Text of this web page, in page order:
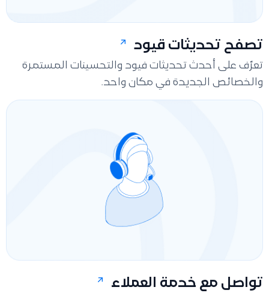
تصفح تحديثات قيود
تعرّف على أحدث تحديثات فيود والتحسينات المستمرة
والخصائص الجديدة في مكان واحد.
تواصل مع خدمة العملاء